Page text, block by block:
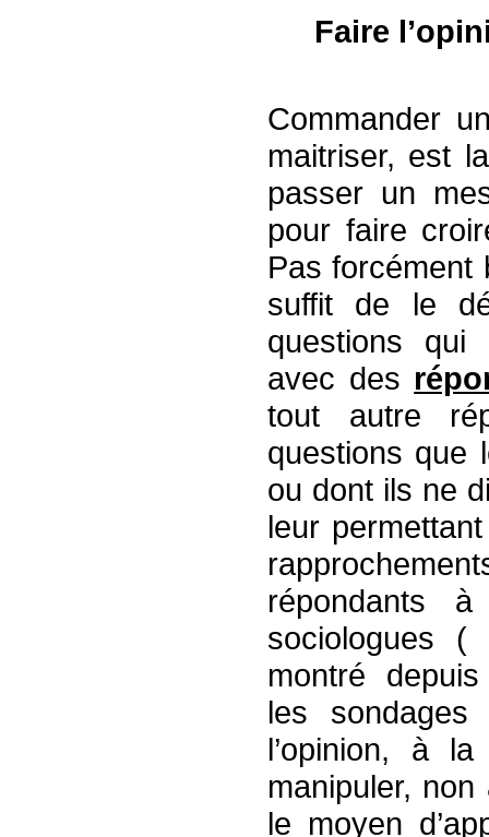
Faire
Commander
maitriser, est
passer un
pour faire
Pas forcément
suffit de le
questions qui
avec des
tout autre
questions que
ou dont ils ne
leur
répondants
sociologues (
montré
les sondages
l’opinion, à
manipuler,
le moyen